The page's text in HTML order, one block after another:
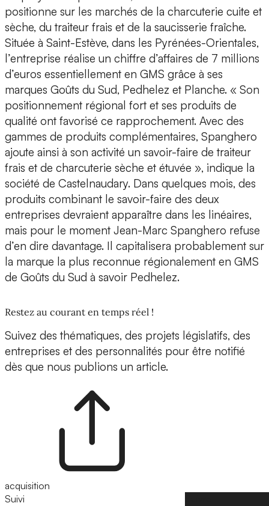
positionne sur les marchés de la charcuterie cuite et
sèche, du traiteur frais et de la saucisserie fraîche.
Située à Saint-Estève, dans les Pyrénées-Orientales,
l’entreprise réalise un chiffre d’affaires de 7 millions
d’euros essentiellement en GMS grâce à ses
marques Goûts du Sud, Pedhelez et Planche. « Son
positionnement régional fort et ses produits de
qualité ont favorisé ce rapprochement. Avec des
gammes de produits complémentaires, Spanghero
ajoute ainsi à son activité un savoir-faire de traiteur
frais et de charcuterie sèche et étuvée », indique la
société de Castelnaudary. Dans quelques mois, des
produits combinant le savoir-faire des deux
entreprises devraient apparaître dans les linéaires,
mais pour le moment Jean-Marc Spanghero refuse
d’en dire davantage. Il capitalisera probablement sur
la marque la plus reconnue régionalement en GMS
de Goûts du Sud à savoir Pedhelez.
Restez au courant en temps réel !
Suivez des thématiques, des projets législatifs, des
entreprises et des personnalités pour être notifié
dès que nous publions un article.
acquisition
Suivi